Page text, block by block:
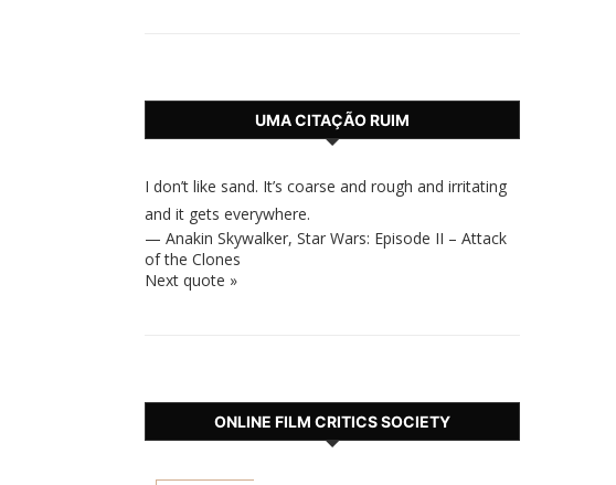
UMA CITAÇÃO RUIM
I don’t like sand. It’s coarse and rough and irritating
and it gets everywhere.
— Anakin Skywalker, Star Wars: Episode II – Attack
of the Clones
Next quote »
ONLINE FILM CRITICS SOCIETY